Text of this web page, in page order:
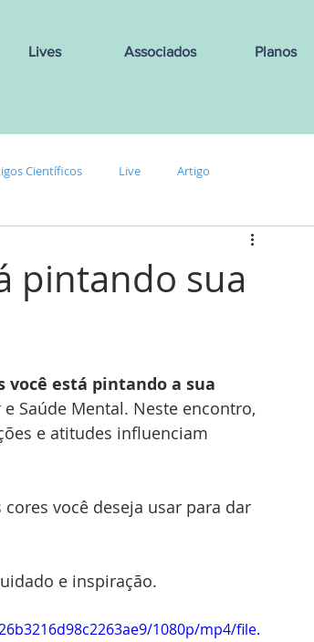
Lives Associados Planos
Científicos Live Artigo
pintando sua
você está pintando a sua
Saúde Mental. Neste encontro,
e atitudes influenciam
você deseja usar para dar
e inspiração.
1080p/mp4/file.